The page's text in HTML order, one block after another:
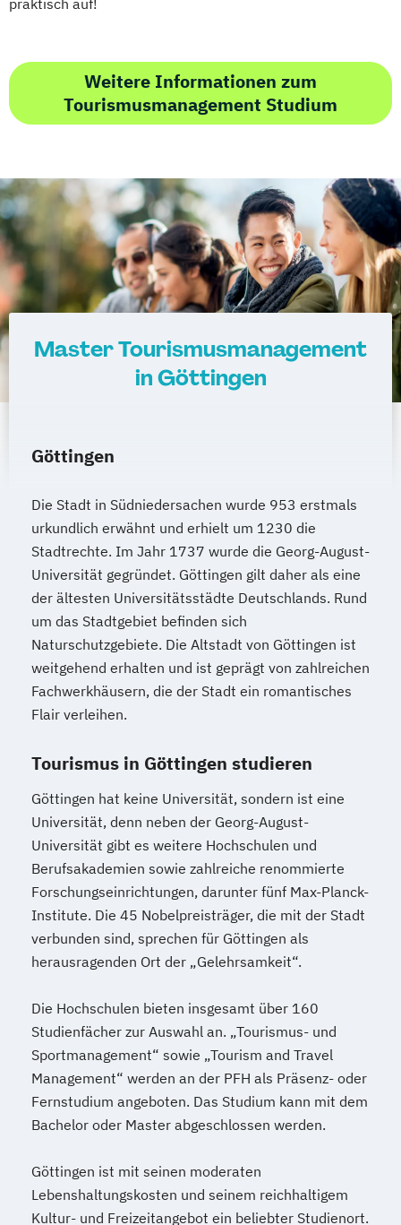
praktisch auf!
Weitere Informationen zum
Tourismusmanagement Studium
Master Tourismusmanagement
in Göttingen
Göttingen
Die Stadt in Südniedersachen wurde 953 erstmals
urkundlich erwähnt und erhielt um 1230 die
Stadtrechte. Im Jahr 1737 wurde die Georg-August-
Universität gegründet. Göttingen gilt daher als eine
der ältesten Universitätsstädte Deutschlands. Rund
um das Stadtgebiet befinden sich
Naturschutzgebiete. Die Altstadt von Göttingen ist
weitgehend erhalten und ist geprägt von zahlreichen
Fachwerkhäusern, die der Stadt ein romantisches
Flair verleihen.
Tourismus in Göttingen studieren
Göttingen hat keine Universität, sondern ist eine
Universität, denn neben der Georg-August-
Universität gibt es weitere Hochschulen und
Berufsakademien sowie zahlreiche renommierte
Forschungseinrichtungen, darunter fünf Max-Planck-
Institute. Die 45 Nobelpreisträger, die mit der Stadt
verbunden sind, sprechen für Göttingen als
herausragenden Ort der „Gelehrsamkeit“.
Die Hochschulen bieten insgesamt über 160
Studienfächer zur Auswahl an. „Tourismus- und
Sportmanagement“ sowie „Tourism and Travel
Management“ werden an der PFH als Präsenz- oder
Fernstudium angeboten. Das Studium kann mit dem
Bachelor oder Master abgeschlossen werden.
Göttingen ist mit seinen moderaten
Lebenshaltungskosten und seinem reichhaltigem
Kultur- und Freizeitangebot ein beliebter Studienort.